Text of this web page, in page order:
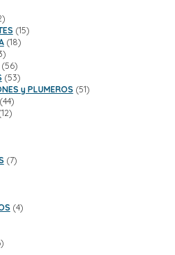
362
productos
1515
1818
13
productos
5656
productos
5353
productos
y PLUMEROS 5151
4444
productos
1212
77
44
6